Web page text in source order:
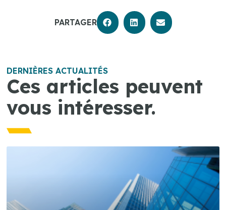
PARTAGER
DERNIÈRES ACTUALITÉS
Ces articles peuvent
vous intéresser.